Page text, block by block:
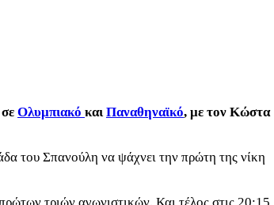
Ολυμπιακό καιΠαναθηναϊκό, με τον Κώστα
του Σπανούλη να ψάχνει την πρώτη της νίκη